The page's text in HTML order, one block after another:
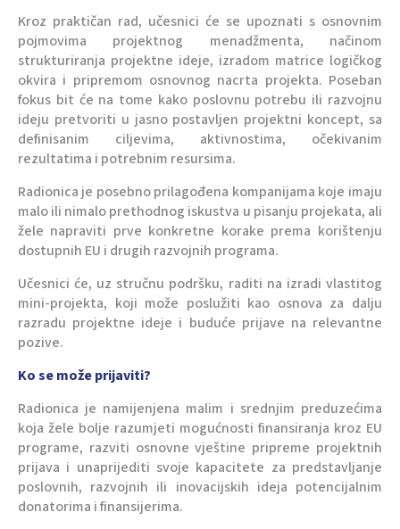
Kroz praktičan rad, učesnici će se upoznati s osnovnim
pojmovima projektnog menadžmenta, načinom
strukturiranja projektne ideje, izradom matrice logičkog
okvira i pripremom osnovnog nacrta projekta. Poseban
fokus bit će na tome kako poslovnu potrebu ili razvojnu
ideju pretvoriti u jasno postavljen projektni koncept, sa
definisanim ciljevima, aktivnostima, očekivanim
rezultatima i potrebnim resursima.
Radionica je posebno prilagođena kompanijama koje imaju
malo ili nimalo prethodnog iskustva u pisanju projekata, ali
žele napraviti prve konkretne korake prema korištenju
dostupnih EU i drugih razvojnih programa.
Učesnici će, uz stručnu podršku, raditi na izradi vlastitog
mini-projekta, koji može poslužiti kao osnova za dalju
razradu projektne ideje i buduće prijave na relevantne
pozive.
Ko se može prijaviti?
Radionica je namijenjena malim i srednjim preduzećima
koja žele bolje razumjeti mogućnosti finansiranja kroz EU
programe, razviti osnovne vještine pripreme projektnih
prijava i unaprijediti svoje kapacitete za predstavljanje
poslovnih, razvojnih ili inovacijskih ideja potencijalnim
donatorima i finansijerima.